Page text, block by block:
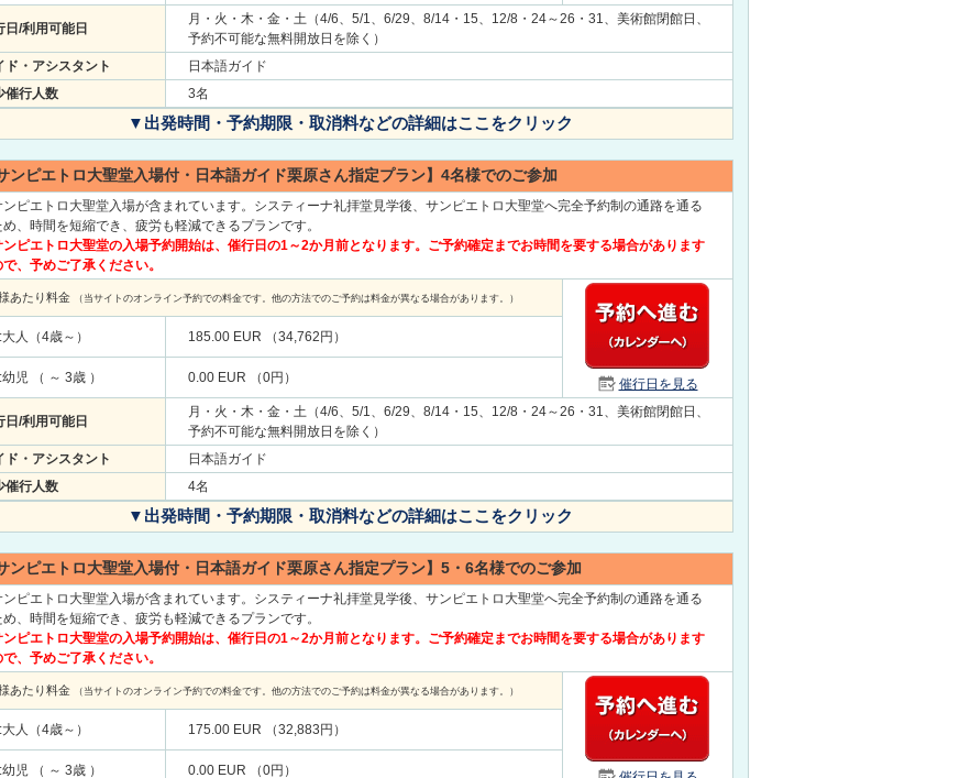
日/利用可能日
月・火・木・金・土（4/6、5/1、6/29、8/14・15、12/8・24～26・31、美術館閉館日、
予約不可能な無料開放日を除く）
ド・アシスタント
日本語ガイド
催行人数
3名
▼出発時間・予約期限・取消料などの詳細はここをクリック
ンピエトロ大聖堂入場付・日本語ガイド栗原さん指定プラン】4名様でのご参加
ンピエトロ大聖堂入場が含まれています。システィーナ礼拝堂見学後、サンピエトロ大聖堂へ完全予約制の通路を通る
め、時間を短縮でき、疲労も軽減できるプランです。
ンピエトロ大聖堂の入場予約開始は、催行日の1～2か月前となります。ご予約確定までお時間を要する場合があります
で、予めご了承ください。
あたり料金 （当サイトのオンライン予約での料金です。他の方法でのご予約は料金が異なる場合があります。）
催行日を見る
人（4歳～） 185.00 EUR （34,762円）
幼児 （ ～ 3歳 ） 0.00 EUR （0円）
日/利用可能日
月・火・木・金・土（4/6、5/1、6/29、8/14・15、12/8・24～26・31、美術館閉館日、
予約不可能な無料開放日を除く）
ド・アシスタント
日本語ガイド
催行人数
4名
▼出発時間・予約期限・取消料などの詳細はここをクリック
ンピエトロ大聖堂入場付・日本語ガイド栗原さん指定プラン】5・6名様でのご参加
ンピエトロ大聖堂入場が含まれています。システィーナ礼拝堂見学後、サンピエトロ大聖堂へ完全予約制の通路を通る
め、時間を短縮でき、疲労も軽減できるプランです。
ンピエトロ大聖堂の入場予約開始は、催行日の1～2か月前となります。ご予約確定までお時間を要する場合があります
で、予めご了承ください。
あたり料金 （当サイトのオンライン予約での料金です。他の方法でのご予約は料金が異なる場合があります。）
人（4歳～） 175.00 EUR （32,883円）
幼児 （ ～ 3歳 ） 0.00 EUR （0円）